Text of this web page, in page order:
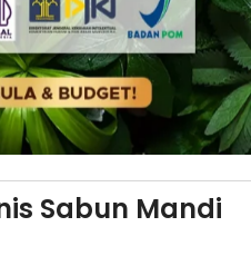
Sabun Mandi